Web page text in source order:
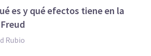
es y qué efectos tiene en la
Rubio